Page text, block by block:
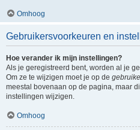
Omhoog
Gebruikersvoorkeuren en
Hoe verander ik mijn instellingen?
Als je geregistreerd bent, worden al je
Om ze te wijzigen moet je op de
meestal bovenaan op de pagina, maar
instellingen wijzigen.
Omhoog